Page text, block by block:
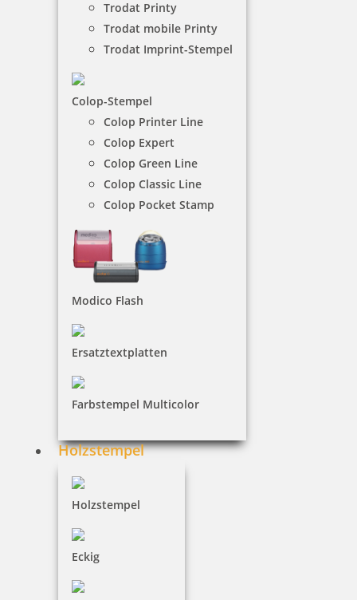
Trodat Printy
Trodat mobile Printy
Trodat Imprint-Stempel
Colop-Stempel
Colop Printer Line
Colop Expert
Colop Green Line
Colop Classic Line
Colop Pocket Stamp
Modico Flash
Ersatztextplatten
Farbstempel Multicolor
Holzstempel
Holzstempel
Eckig
NACH WUNSCHSTEMPEL FILTERN
€+
29 Artikel in der Kategorie
16,15 €
inkl. 19 % Mwst.
Motivstempel Motiv Aus meinem Garten